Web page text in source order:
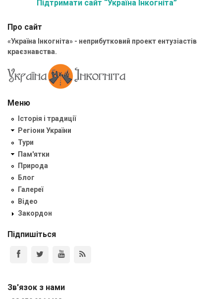
Підтримати сайт “Україна Інкогніта”
Про сайт
«Україна Інкогніта» - неприбутковий проект ентузіастів
краєзнавства.
Меню
Історія і традиції
Регіони України
Тури
Пам'ятки
Природа
Блог
Галереї
Відео
Закордон
Підпишіться
Зв'язок з нами